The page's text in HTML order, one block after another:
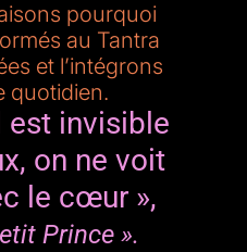
pourquoi
au Tantra
et l’intégrons
quotidien.
est invisible
on ne voit
le cœur »,
Prince ».